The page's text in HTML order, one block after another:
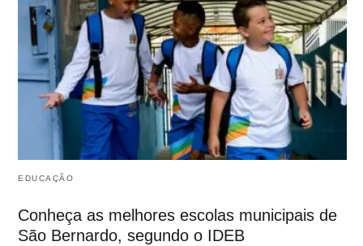
EDUCAÇÃO
Conheça as melhores escolas municipais de
São Bernardo, segundo o IDEB